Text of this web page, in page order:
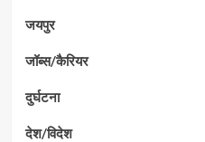
जयपुर
जॉब्स/कैरियर
दुर्घटना
देश/विदेश